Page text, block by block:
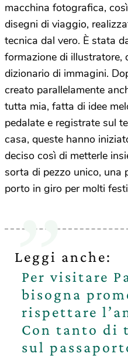
macchina fotografica,
disegni di viaggio,
tecnica dal vero. È stata
formazione di illustratore,
dizionario di immagini.
creato parallelamente
tutta mia, fatta di idee
pedalate e registrate sul
casa, queste hanno
deciso così di metterle
sorta di pezzo unico, una
porto in giro per molti
Leggi anche:
Per visitare
bisogna
rispettare
Con tanto di
sul